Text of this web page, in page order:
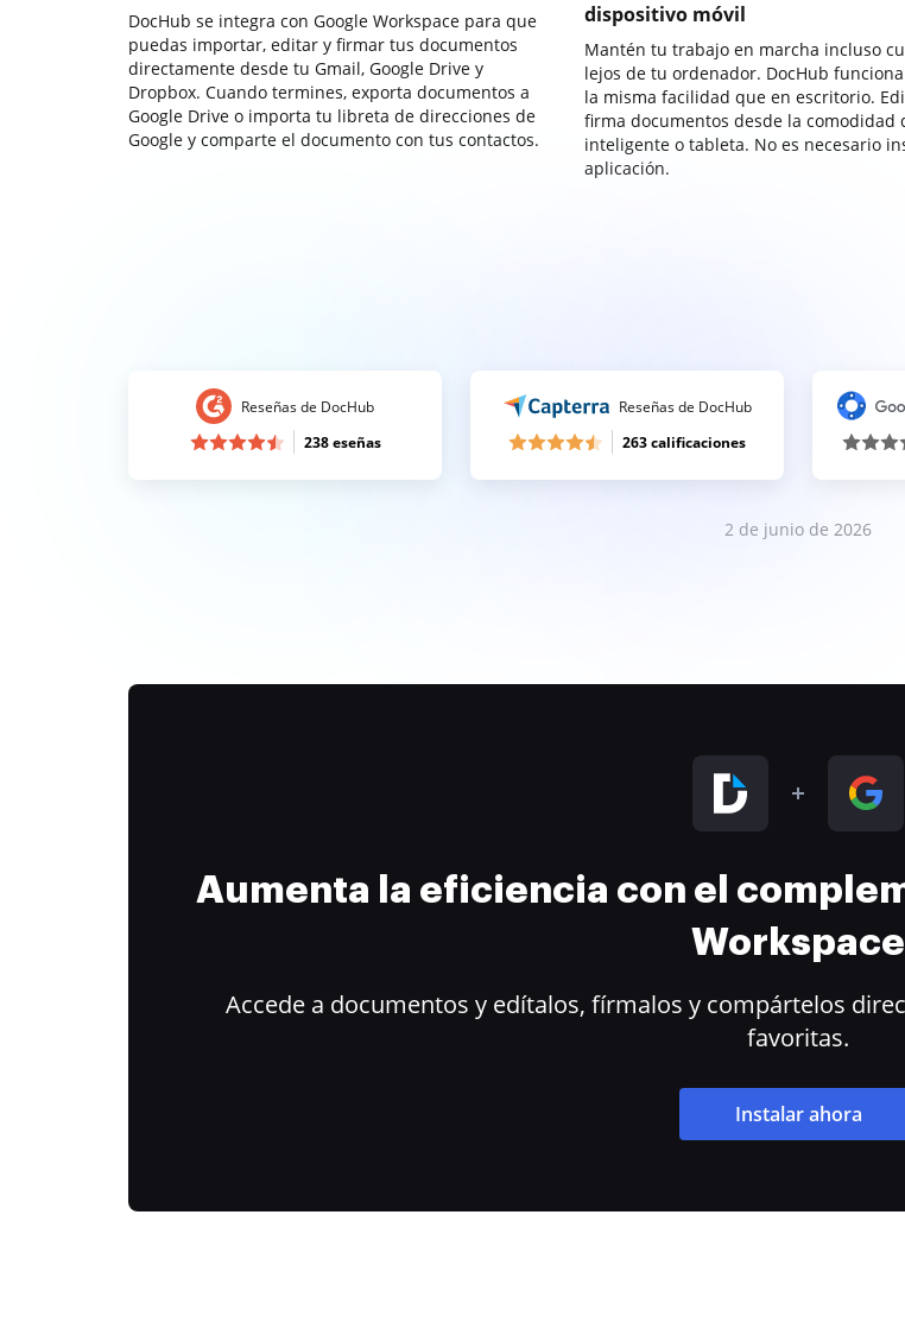
DocHub se integra con Google Workspace para que
puedas importar, editar y firmar tus documentos
directamente desde tu Gmail, Google Drive y
Dropbox. Cuando termines, exporta documentos a
Google Drive o importa tu libreta de direcciones de
Google y comparte el documento con tus contactos.
dispositivo móvil
Mantén tu trabajo en marcha incluso
lejos de tu ordenador. DocHub
la misma facilidad que en escritorio.
firma documentos desde la comodidad
inteligente o tableta. No es necesario
aplicación.
Reseñas de DocHub
238 eseñas
Reseñas de DocHub
263 calificaciones
2 de junio de 2026
Aumenta la eficiencia con el
Workspace
Accede a documentos y edítalos, fírmalos y compártelos
favoritas.
Instalar ahora